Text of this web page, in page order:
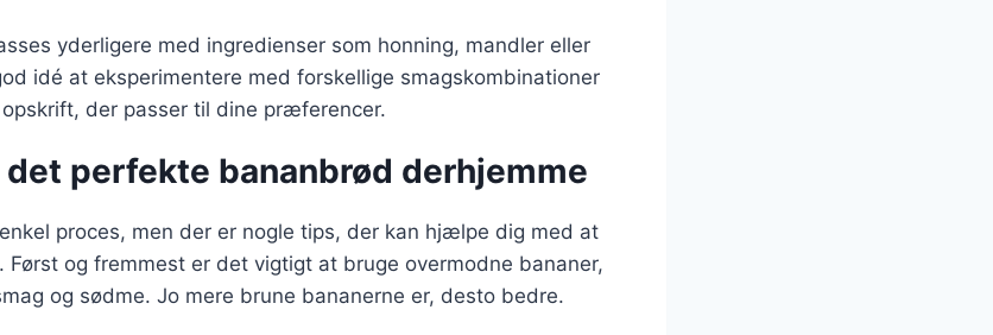
yderligere med ingredienser som honning, mandler eller
idé at eksperimentere med forskellige smagskombinationer
der passer til dine præferencer.
det perfekte bananbrød derhjemme
proces, men der er nogle tips, der kan hjælpe dig med at
og fremmest er det vigtigt at bruge overmodne bananer,
og sødme. Jo mere brune bananerne er, desto bedre.